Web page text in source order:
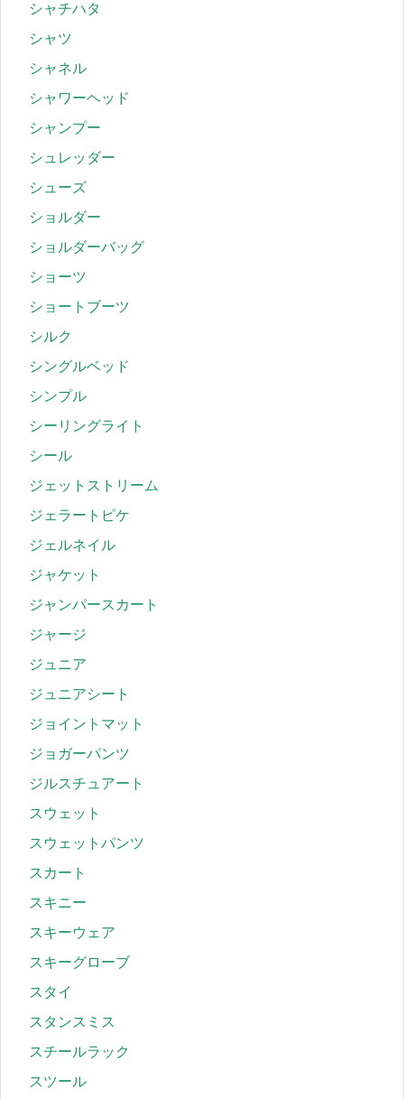
シャチハタ
シャツ
シャネル
シャワーヘッド
シャンプー
シュレッダー
シューズ
ショルダー
ショルダーバッグ
ショーツ
ショートブーツ
シルク
シングルベッド
シンプル
シーリングライト
シール
ジェットストリーム
ジェラートピケ
ジェルネイル
ジャケット
ジャンパースカート
ジャージ
ジュニア
ジュニアシート
ジョイントマット
ジョガーパンツ
ジルスチュアート
スウェット
スウェットパンツ
スカート
スキニー
スキーウェア
スキーグローブ
スタイ
スタンスミス
スチールラック
スツール